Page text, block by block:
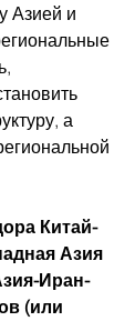
Азией и
а
Китай-
Азия
Иран-
(или